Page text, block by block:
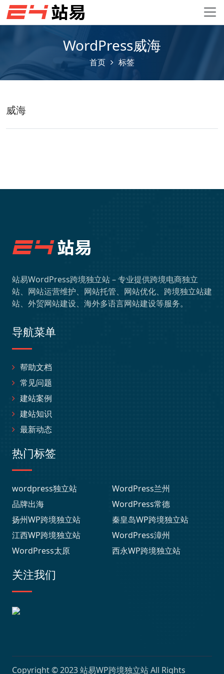
WordPress威海
首页 标签
威海
站易WordPress跨境独立站 – 专业提供跨境电商独立
站、网站运营维护、网站托管、网站优化、跨境独立站建
站、外贸网站建设、海外多语言网站建设等服务。
导航菜单
帮助文档
常见问题
建站案例
建站知识
最新动态
热门标签
wordpress独立站
WordPress兰州
品牌出海
WordPress常德
扬州WP跨境独立站
秦皇岛WP跨境独立站
江西WP跨境独立站
WordPress漳州
WordPress太原
西永WP跨境独立站
关注我们
Copyright © 2023站易WP跨境独立站All Rights